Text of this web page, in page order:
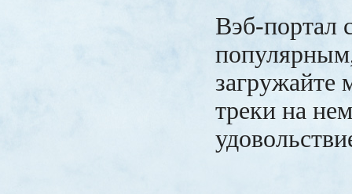
Вэб-портал
загружайте
треки на